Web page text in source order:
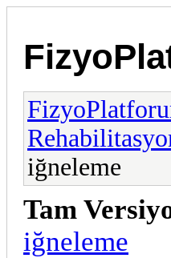
iğneleme
Tam
iğneleme